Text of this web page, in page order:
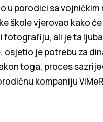
u porodici sa vojničkim
škole vjerovao kako
fotografiju, ali je ta
osjetio je potrebu za
toga, proces
kompaniju